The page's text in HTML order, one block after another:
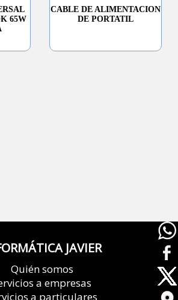
65W
CABLE DE ALIMENTACION
DE PORTATIL
JAVIER
Quién somos
a empresas
a particulares